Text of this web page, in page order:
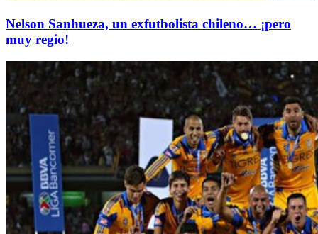
Nelson Sanhueza, un exfutbolista chileno… ¡pero
muy regio!